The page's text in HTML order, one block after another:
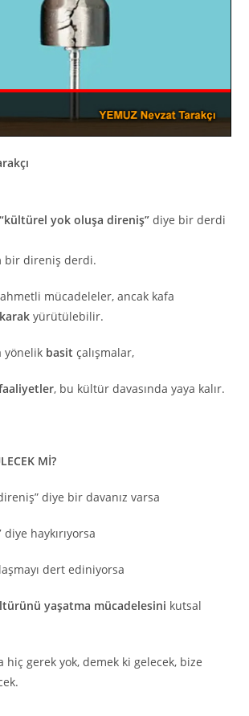
“kültürel yok oluşa direniş” diye bir derdi
bir direniş derdi.
mücadeleler, ancak kafa
yürütülebilir.
yönelik basitçalışmalar,
faaliyetler, bu kültür davasında yaya kalır.
Mİ?
diye bir davanız varsa
diye haykırıyorsa
dert ediniyorsa
yaşatma mücadelesini kutsal
hiç gerek yok, demek ki gelecek, bize